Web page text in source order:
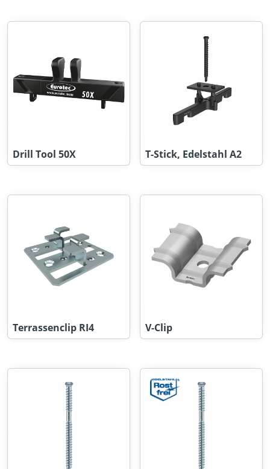
Drill Tool 50X T-Stick, Edelstahl A2
Terrassenclip RI4 V-Clip